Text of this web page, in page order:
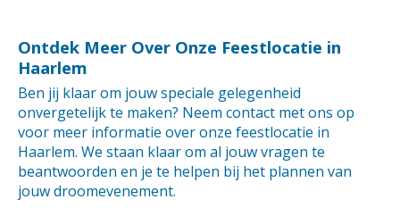
Ontdek Meer Over Onze Feestlocatie in
Haarlem
Ben jij klaar om jouw speciale gelegenheid
onvergetelijk te maken? Neem contact met ons op
voor meer informatie over onze feestlocatie in
Haarlem. We staan klaar om al jouw vragen te
beantwoorden en je te helpen bij het plannen van
jouw droomevenement.